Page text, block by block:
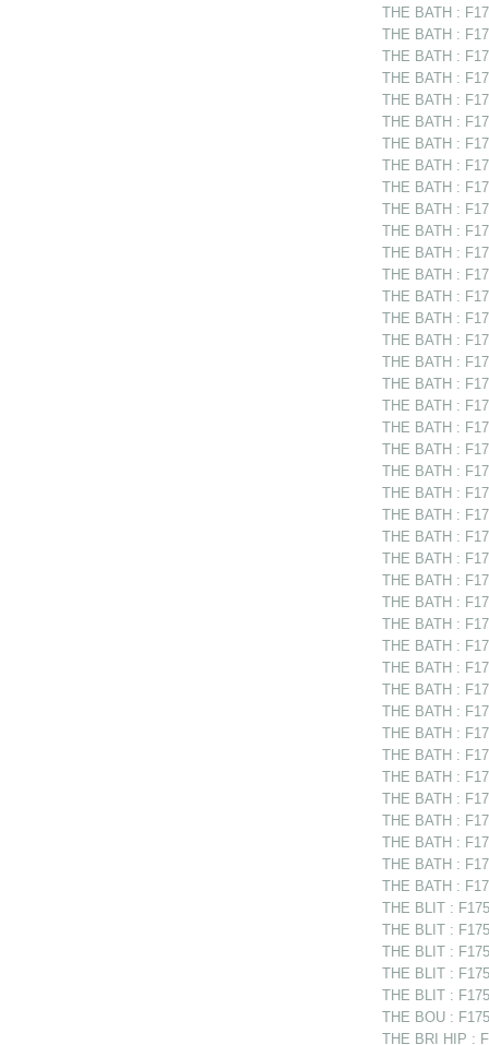
THE BATH :
THE BATH :
THE BATH :
THE BATH :
THE BATH :
THE BATH :
THE BATH :
THE BATH :
THE BATH :
THE BATH :
THE BATH :
THE BATH :
THE BATH :
THE BATH :
THE BATH :
THE BATH :
THE BATH :
THE BATH :
THE BATH :
THE BATH :
THE BATH :
THE BATH :
THE BATH :
THE BATH :
THE BATH :
THE BATH :
THE BATH :
THE BATH :
THE BATH :
THE BATH :
THE BATH :
THE BATH :
THE BATH :
THE BATH :
THE BATH :
THE BATH :
THE BATH :
THE BATH :
THE BATH :
THE BATH :
THE BATH :
THE BLIT :
THE BLIT :
THE BLIT :
THE BLIT :
THE BLIT :
THE BOU :
THE BRI HIP :